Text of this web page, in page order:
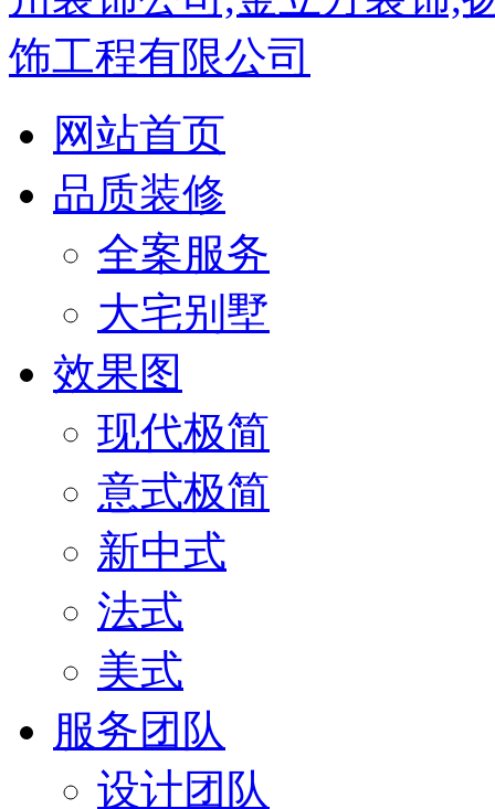
网站首页
品质装修
全案服务
大宅别墅
效果图
现代极简
意式极简
新中式
法式
美式
服务团队
设计团队